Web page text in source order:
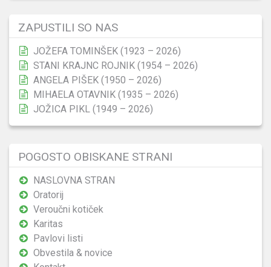
ZAPUSTILI SO NAS
JOŽEFA TOMINŠEK (1923 – 2026)
STANI KRAJNC ROJNIK (1954 – 2026)
ANGELA PIŠEK (1950 – 2026)
MIHAELA OTAVNIK (1935 – 2026)
JOŽICA PIKL (1949 – 2026)
POGOSTO OBISKANE STRANI
NASLOVNA STRAN
Oratorij
Veroučni kotiček
Karitas
Pavlovi listi
Obvestila & novice